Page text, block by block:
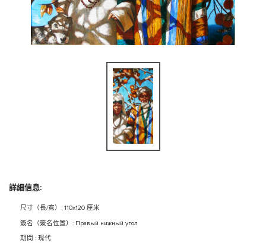
詳細信息:
尺寸（長/寬）: 110x120 厘米
簽名（簽名位置）: Правый нижный угол
期間 : 现代